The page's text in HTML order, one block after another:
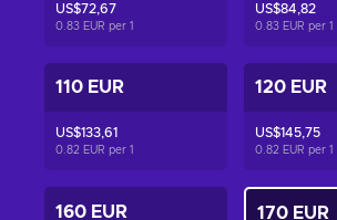
US$72,67
0.83 EUR per 1
US$84,82
0.83 EUR per 1
110 EUR
US$133,61
0.82 EUR per 1
120 EUR
US$145,75
0.82 EUR per 1
160 EUR 170 EUR